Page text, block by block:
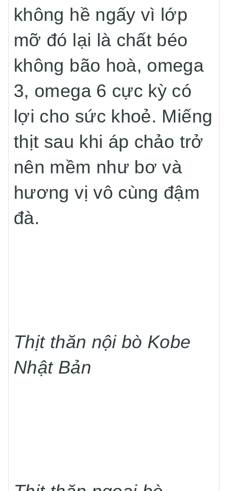
không hề ngấy vì lớp
mỡ đó lại là chất béo
không bão hoà, omega
3, omega 6 cực kỳ có
lợi cho sức khoẻ. Miếng
thịt sau khi áp chảo trở
nên mềm như bơ và
hương vị vô cùng đậm
đà.
Thịt thăn nội bò Kobe
Nhật Bản